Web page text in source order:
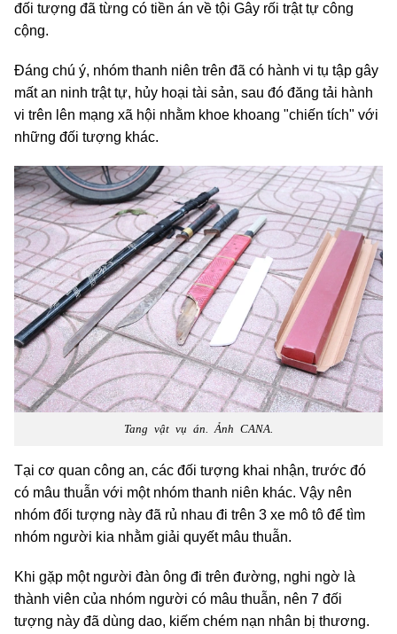
đối tượng đã từng có tiền án về tội Gây rối trật tự công
cộng.
Đáng chú ý, nhóm thanh niên trên đã có hành vi tụ tập gây
mất an ninh trật tự, hủy hoại tài sản, sau đó đăng tải hành
vi trên lên mạng xã hội nhằm khoe khoang "chiến tích" với
những đối tượng khác.
Tang vật vụ án. Ảnh CANA.
Tại cơ quan công an, các đối tượng khai nhận, trước đó
có mâu thuẫn với một nhóm thanh niên khác. Vậy nên
nhóm đối tượng này đã rủ nhau đi trên 3 xe mô tô để tìm
nhóm người kia nhằm giải quyết mâu thuẫn.
Khi gặp một người đàn ông đi trên đường, nghi ngờ là
thành viên của nhóm người có mâu thuẫn, nên 7 đối
tượng này đã dùng dao, kiếm chém nạn nhân bị thương.